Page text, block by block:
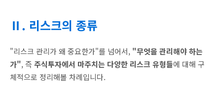
Ⅱ. 리스크의 종류
"리스크 관리가 왜 중요한가"를 넘어서, "무엇을 관리해야 하는
가", 즉 주식투자에서 마주치는 다양한 리스크 유형들에 대해 구
체적으로 정리해볼 차례입니다.